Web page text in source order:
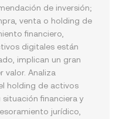
de inversión;
venta o holding de
financiero,
digitales están
implican un gran
valor. Analiza
holding de activos
financiera y
jurídico,